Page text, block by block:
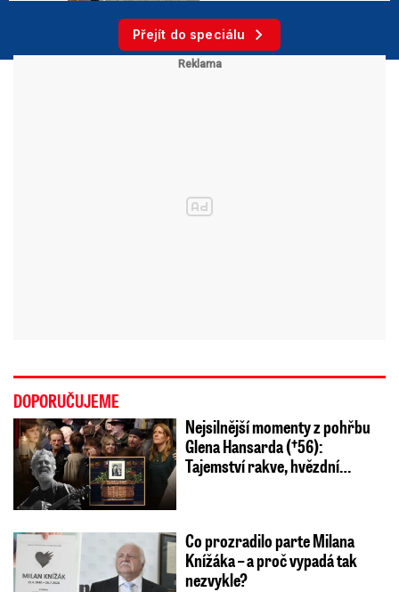
Přejít do speciálu
DOPORUČUJEME
Nejsilnější momenty z pohřbu
Glena Hansarda (†56):
Tajemství rakve, hvězdní…
Co prozradilo parte Milana
Knížáka – a proč vypadá tak
nezvykle?